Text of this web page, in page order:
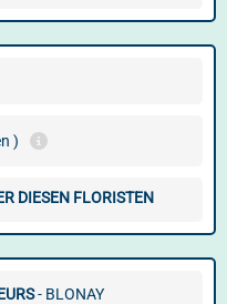
)
DIESEN FLORISTEN
- BLONAY